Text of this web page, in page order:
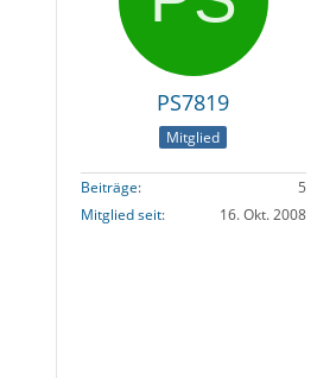
PS7819
Mitglied
Beiträge
5
Mitglied seit
16. Okt. 2008